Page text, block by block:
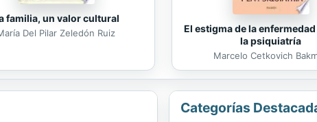
familia, un valor cultural
Del Pilar Zeledón Ruiz
El estigma de la
la psiquiatría
Marcelo Cetkovich
Categorías